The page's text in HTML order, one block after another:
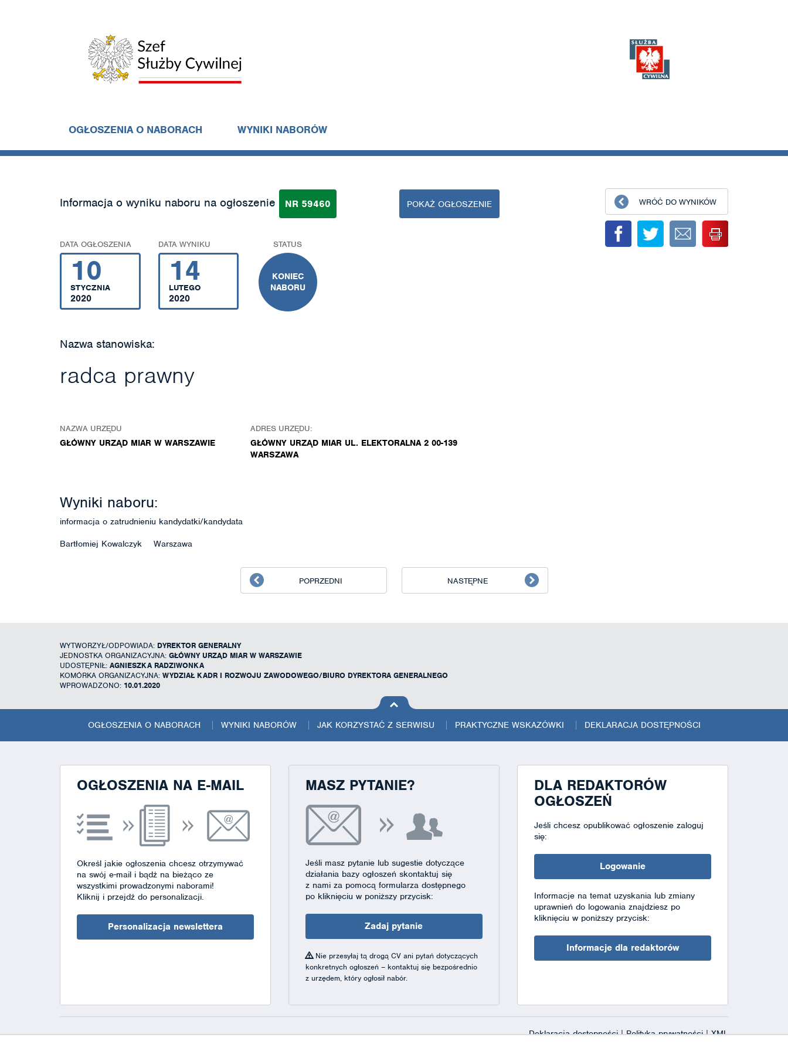
OGŁOSZENIA O NABORACH WYNIKI NABORÓW
Informacja o wyniku naboru na ogłoszenie NR 59460 POKAŻ OGŁOSZENIE
DATA OGŁOSZENIA
10
STYCZNIA
2020
DATA WYNIKU
14
LUTEGO
2020
STATUS
KONIEC
NABORU
Nazwa stanowiska:
radca prawny
NAZWA URZĘDU
GŁÓWNY URZĄD MIAR W WARSZAWIE
ADRES URZĘDU:
GŁÓWNY URZĄD MIAR UL. ELEKTORALNA 2 00-139
WARSZAWA
Wyniki naboru:
informacja o zatrudnieniu kandydatki/kandydata
Bartłomiej Kowalczyk Warszawa
WRÓĆ DO WYNIKÓW
POPRZEDNI NASTĘPNE
WYTWORZYŁ/ODPOWIADA: DYREKTOR GENERALNY
JEDNOSTKA ORGANIZACYJNA: GŁÓWNY URZĄD MIAR W WARSZAWIE
UDOSTĘPNIŁ: AGNIESZKA RADZIWONKA
KOMÓRKA ORGANIZACYJNA: WYDZIAŁ KADR I ROZWOJU ZAWODOWEGO/BIURO DYREKTORA GENERALNEGO
WPROWADZONO: 10.01.2020
na górę
strony
OGŁOSZENIA O NABORACH WYNIKI NABORÓW JAK KORZYSTAĆ Z SERWISU PRAKTYCZNE WSKAZÓWKI DEKLARACJA DOSTĘPNOŚCI
OGŁOSZENIA NA E-MAIL
Określ jakie ogłoszenia chcesz otrzymywać
na swój e-mail i bądź na bieżąco ze
wszystkimi prowadzonymi naborami!
Kliknij i przejdź do personalizacji.
Personalizacja newslettera
MASZ PYTANIE?
Jeśli masz pytanie lub sugestie dotyczące
działania bazy ogłoszeń skontaktuj się
z nami za pomocą formularza dostępnego
po kliknięciu w poniższy przycisk:
Zadaj pytanie
Nie przesyłaj tą drogą CV ani pytań dotyczących
konkretnych ogłoszeń – kontaktuj się bezpośrednio
z urzędem, który ogłosił nabór.
DLA REDAKTORÓW
OGŁOSZEŃ
Jeśli chcesz opublikować ogłoszenie zaloguj
się:
Logowanie
Informacje na temat uzyskania lub zmiany
uprawnień do logowania znajdziesz po
kliknięciu w poniższy przycisk:
Informacje dla redaktorów
Deklaracja dostępności|Polityka prywatności|XML